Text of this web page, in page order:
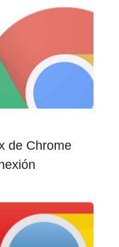
de Chrome